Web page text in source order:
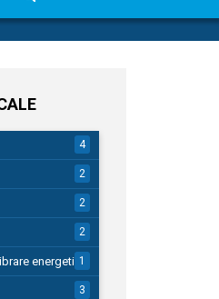
4
2
2
2
energetică1
3